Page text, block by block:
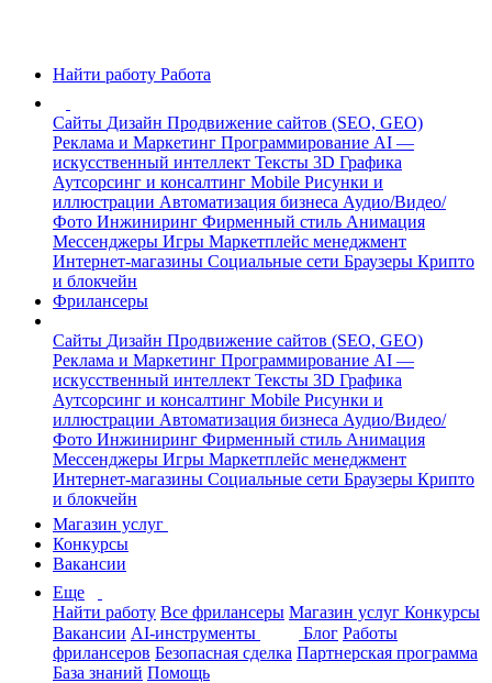
Найти работу Работа
Сайты Дизайн Продвижение сайтов (SEO, GEO)
Реклама и Маркетинг Программирование AI —
искусственный интеллект Тексты 3D Графика
Аутсорсинг и консалтинг Mobile Рисунки и
иллюстрации Автоматизация бизнеса Аудио/Видео/
Фото Инжиниринг Фирменный стиль Анимация
Мессенджеры Игры Маркетплейс менеджмент
Интернет-магазины Социальные сети Браузеры Крипто
и блокчейн
Фрилансеры
Сайты Дизайн Продвижение сайтов (SEO, GEO)
Реклама и Маркетинг Программирование AI —
искусственный интеллект Тексты 3D Графика
Аутсорсинг и консалтинг Mobile Рисунки и
иллюстрации Автоматизация бизнеса Аудио/Видео/
Фото Инжиниринг Фирменный стиль Анимация
Мессенджеры Игры Маркетплейс менеджмент
Интернет-магазины Социальные сети Браузеры Крипто
и блокчейн
Магазин услуг
Конкурсы
Вакансии
Еще
Найти работу Все фрилансеры Магазин услуг Конкурсы
Вакансии AI-инструменты Блог Работы
фрилансеров Безопасная сделка Партнерская программа
База знаний Помощь